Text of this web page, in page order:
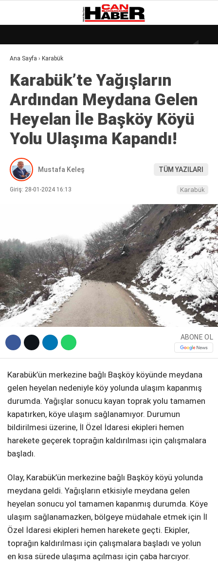
WhatsApp İhbar Hattı
Facebook
Instagram
Youtube
20°
GALERİ
DÜNYA
EKONOMI
GÜNDEM
KÜLÜR – SANAT
MAGAZIN
SAĞLIK
Ana Sayfa › Karabük
Karabük’te Yağışların
Ardından Meydana Gelen
Heyelan İle Başköy Köyü
Yolu Ulaşıma Kapandı!
Mustafa Keleş TÜM YAZILARI
Giriş: 28-01-2024 16:13 Karabük
ABONE OL
Karabük’ün merkezine bağlı Başköy köyünde meydana
gelen heyelan nedeniyle köy yolunda ulaşım kapanmış
durumda. Yağışlar sonucu kayan toprak yolu tamamen
kapatırken, köye ulaşım sağlanamıyor. Durumun
bildirilmesi üzerine, İl Özel İdaresi ekipleri hemen
harekete geçerek toprağın kaldırılması için çalışmalara
başladı.
Olay, Karabük’ün merkezine bağlı Başköy köyü yolunda
meydana geldi. Yağışların etkisiyle meydana gelen
heyelan sonucu yol tamamen kapanmış durumda. Köye
ulaşım sağlanamazken, bölgeye müdahale etmek için İl
Özel İdaresi ekipleri hemen harekete geçti. Ekipler,
toprağın kaldırılması için çalışmalara başladı ve yolun
en kısa sürede ulaşıma açılması için çaba harcıyor.